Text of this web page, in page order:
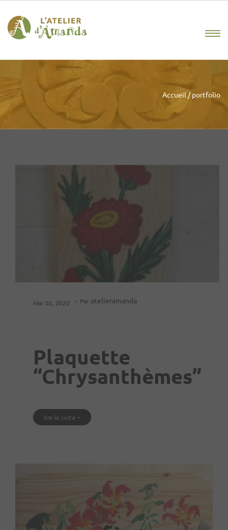
Accueil / portfolio
Mar 02, 2020 Par atelieramanda
Plaquette
“chrysanthèmes”
lire la suite